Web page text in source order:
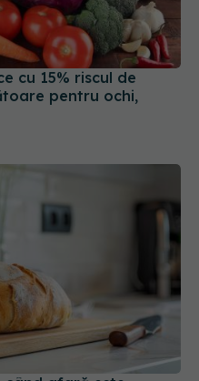
cu 15% riscul de
pentru ochi,
când afară este
sau o umple de